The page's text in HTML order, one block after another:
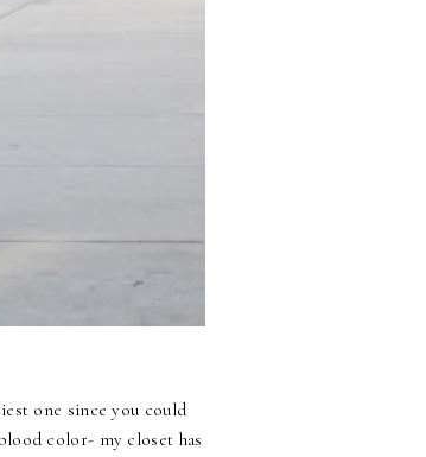
one since you could
color- my closet has